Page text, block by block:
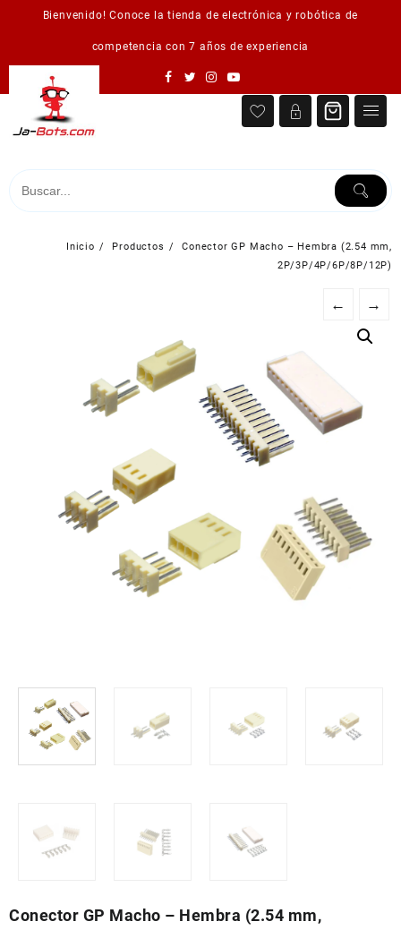
Bienvenido! Conoce la tienda de electrónica y robótica de
competencia con 7 años de experiencia
Inicio Productos
Conector GP Macho – Hembra (2.54 mm,
2P/3P/4P/6P/8P/12P)
← →
Conector GP Macho – Hembra (2.54 mm,